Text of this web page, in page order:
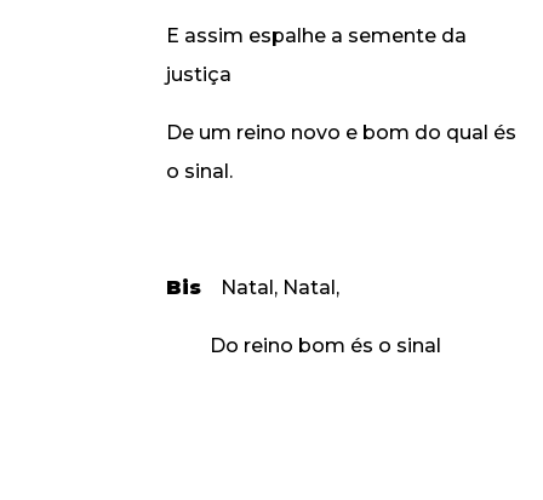
E assim espalhe a semente da
justiça
De um reino novo e bom do qual és
o sinal.
BisNatal, Natal,
Do reino bom és o sinal